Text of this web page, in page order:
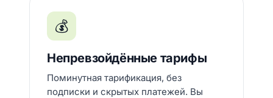
💰
Непревзойдённые тарифы
Поминутная тарификация, без
подписки и скрытых платежей. Вы